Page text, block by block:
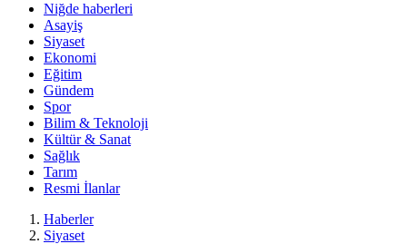
Niğde haberleri
Asayiş
Siyaset
Ekonomi
Eğitim
Gündem
Spor
Bilim & Teknoloji
Kültür & Sanat
Sağlık
Tarım
Resmi İlanlar
Haberler
Siyaset